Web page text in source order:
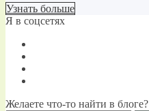
Узнать больше
Я в соцсетях
Желаете что-то найти в блоге?